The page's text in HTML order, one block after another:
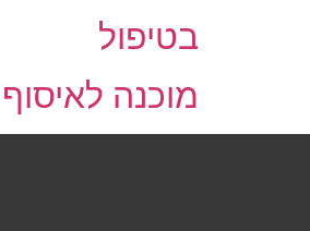
בטיפול
מוכנה